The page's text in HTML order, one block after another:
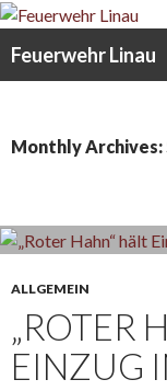
Feuerwehr Linau
Monthly Archives:
ALLGEMEIN
„ROTER
EINZUG